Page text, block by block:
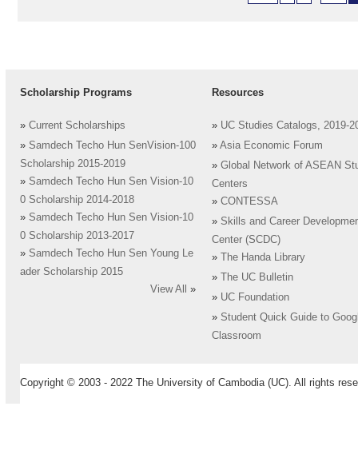
Scholarship Programs
» Current Scholarships
» Samdech Techo Hun SenVision-100
Scholarship 2015-2019
» Samdech Techo Hun Sen Vision-10
0 Scholarship 2014-2018
» Samdech Techo Hun Sen Vision-10
0 Scholarship 2013-2017
» Samdech Techo Hun Sen Young Le
ader Scholarship 2015
View All
»
Resources
» UC Studies Catalogs, 2019-
» Asia Economic Forum
» Global Network of ASEAN
Centers
» CONTESSA
» Skills and Career
Center (SCDC)
»
The Handa Library
»
The UC Bulletin
» UC Foundation
» Student Quick Guide to
Classroom
Copyright © 2003 - 2022 The University of Cambodia (UC). All rights